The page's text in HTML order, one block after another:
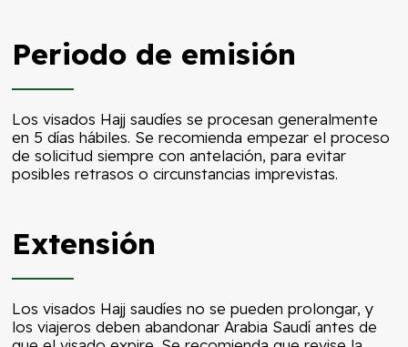
Periodo de emisión
Los visados Hajj saudíes se procesan generalmente
en 5 días hábiles. Se recomienda empezar el proceso
de solicitud siempre con antelación, para evitar
posibles retrasos o circunstancias imprevistas.
Extensión
Los visados Hajj saudíes no se pueden prolongar, y
los viajeros deben abandonar Arabia Saudí antes de